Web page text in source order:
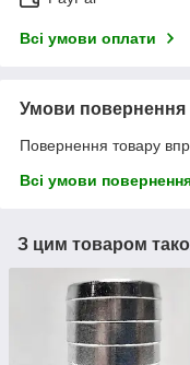
Всі умови оплати
Умови повернення
Повернення товару
Всі умови
З цим товаром